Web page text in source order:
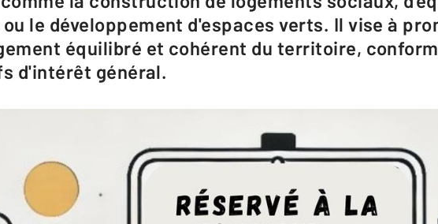
le développement d'espaces verts. Il vise à
équilibré et cohérent du territoire,
d'intérêt général.